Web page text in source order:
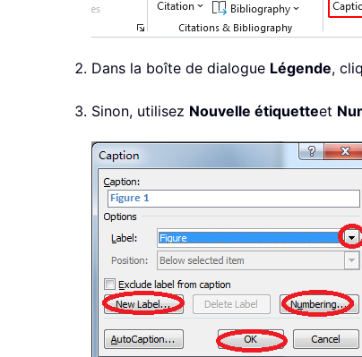
Dans la boîte de dialogue Légende,
Sinon, utilisez Nouvelle étiquetteet